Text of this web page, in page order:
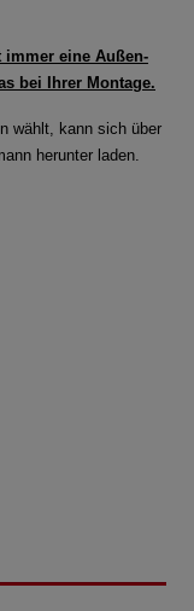
eine Außen-
bei Ihrer Montage.
wählt, kann sich über
herunter laden.